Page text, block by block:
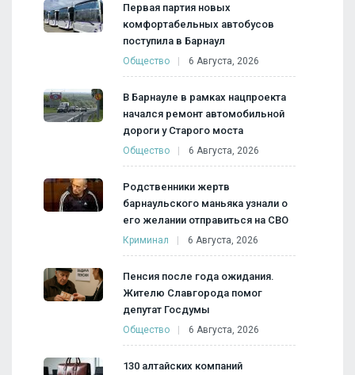
Первая партия новых
комфортабельных автобусов
поступила в Барнаул
Общество 6 Августа, 2026
В Барнауле в рамках нацпроекта
начался ремонт автомобильной
дороги у Старого моста
Общество 6 Августа, 2026
Родственники жертв
барнаульского маньяка узнали о
его желании отправиться на СВО
Криминал 6 Августа, 2026
Пенсия после года ожидания.
Жителю Славгорода помог
депутат Госдумы
Общество 6 Августа, 2026
130 алтайских компаний